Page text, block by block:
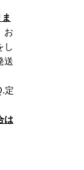
お
し
送
定
は